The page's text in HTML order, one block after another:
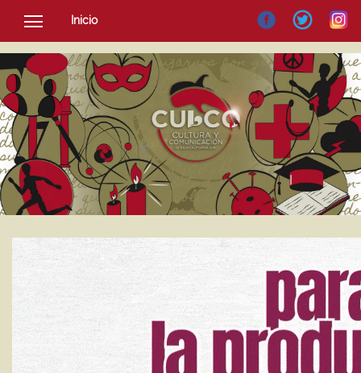
Inicio
SOCIEDAD
CULTURA
NOTICIAS